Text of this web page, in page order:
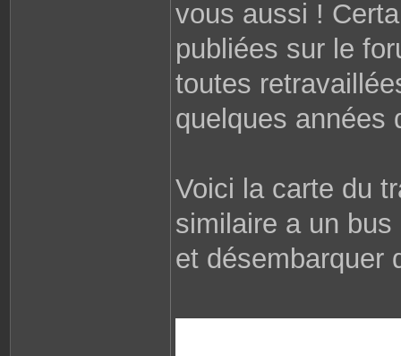
vous aussi !
publiées sur le
toutes
quelques années
Voici la carte du
similaire a un
et désembarquer